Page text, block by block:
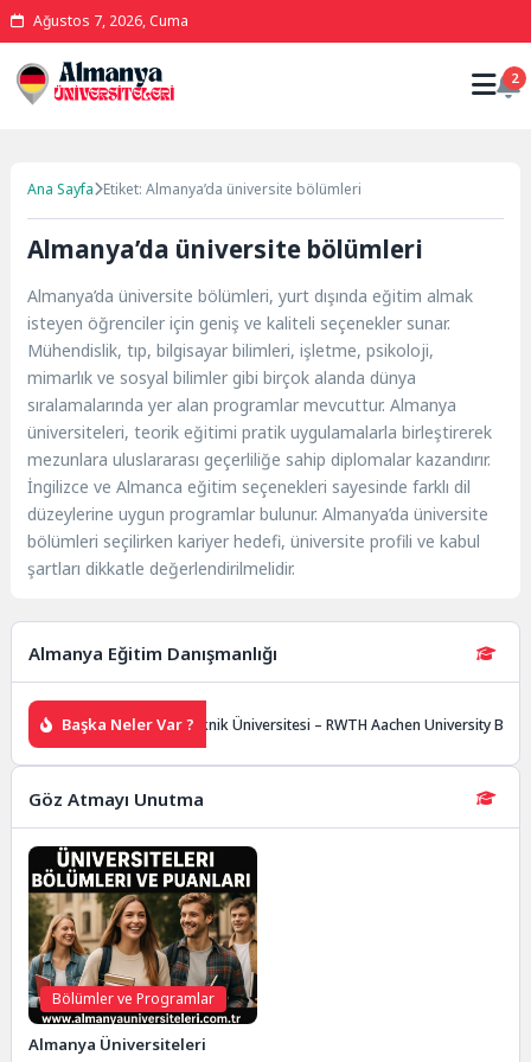
Ağustos 7, 2026, Cuma
2
Ana Sayfa Etiket: Almanya’da üniversite bölümleri
Almanya’da üniversite bölümleri
Almanya’da üniversite bölümleri, yurt dışında eğitim almak
isteyen öğrenciler için geniş ve kaliteli seçenekler sunar.
Mühendislik, tıp, bilgisayar bilimleri, işletme, psikoloji,
mimarlık ve sosyal bilimler gibi birçok alanda dünya
sıralamalarında yer alan programlar mevcuttur. Almanya
üniversiteleri, teorik eğitimi pratik uygulamalarla birleştirerek
mezunlara uluslararası geçerliliğe sahip diplomalar kazandırır.
İngilizce ve Almanca eğitim seçenekleri sayesinde farklı dil
düzeylerine uygun programlar bulunur. Almanya’da üniversite
bölümleri seçilirken kariyer hedefi, üniversite profili ve kabul
şartları dikkatle değerlendirilmelidir.
Almanya Eğitim Danışmanlığı
Başka Neler Var ?
Aachen Teknik Üniversitesi – RWTH Aachen University
Göz Atmayı Unutma
Bölümler ve Programlar
Almanya Üniversiteleri